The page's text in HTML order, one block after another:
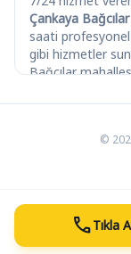
Çankaya
saati profesyonel
gibi hizmetler
Bağcılar
AyrıcaBağcılar
bilindik tüm©
callTıkla